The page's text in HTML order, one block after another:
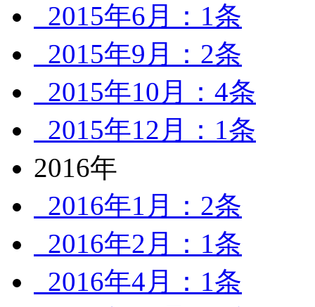
2015年6月：1条
2015年9月：2条
2015年10月：4条
2015年12月：1条
2016年
2016年1月：2条
2016年2月：1条
2016年4月：1条